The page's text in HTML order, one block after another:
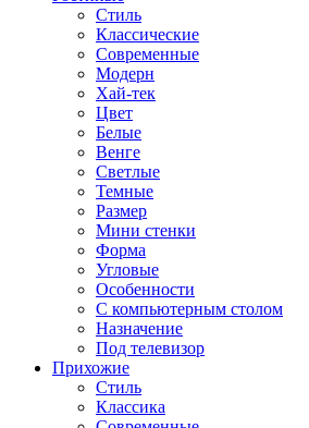
Стиль
Классические
Современные
Модерн
Хай-тек
Цвет
Белые
Венге
Светлые
Темные
Размер
Мини стенки
Форма
Угловые
Особенности
С компьютерным столом
Назначение
Под телевизор
Прихожие
Стиль
Классика